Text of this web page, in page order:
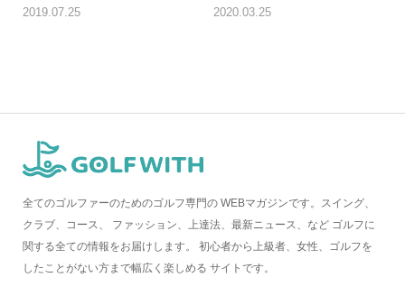
2019.07.25 2020.03.25
全てのゴルファーのためのゴルフ専門の WEBマガジンです。スイング、
クラブ、コース、 ファッション、上達法、最新ニュース、など ゴルフに
関する全ての情報をお届けします。 初心者から上級者、女性、ゴルフを
したことがない方まで幅広く楽しめる サイトです。